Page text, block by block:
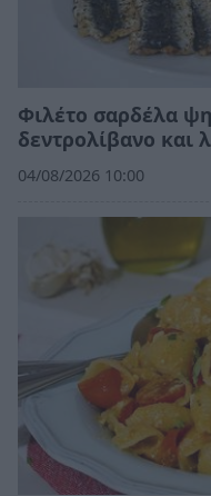
Φιλέτο σαρδέλα
δεντρολίβανο και
04/08/2026 10:00